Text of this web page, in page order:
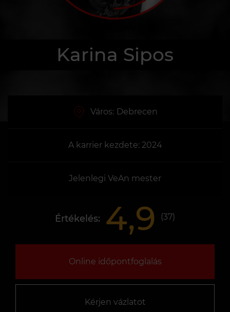
Karina Sipos
Város: Debrecen
A karrier kezdete: 2024
Jelenlegi VeAn mester
Értékelés: 4,9 (37)
Online időpontfoglalás
Kérjen vázlatot